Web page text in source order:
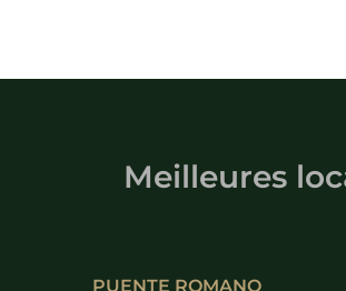
Meilleures
PUENTE ROMANO